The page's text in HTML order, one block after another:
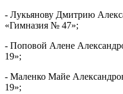
- Лукьянову Дмитрию
«Гимназия № 47»;
- Поповой Алене
19»;
- Маленко Майе
19»;